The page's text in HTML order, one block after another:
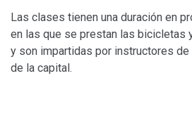
Las clases tienen una duración en
en las que se prestan las bicicletas
y son impartidas por instructores
de la capital.